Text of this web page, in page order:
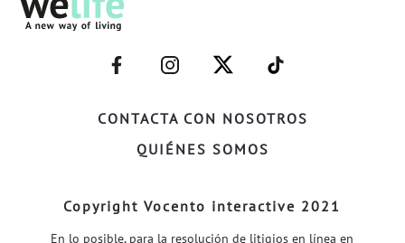
CONTACTA CON NOSOTROS
QUIÉNES SOMOS
–
FACEBOOK–
–
INSTAGRAM–
–
TWITTER–
–
WELIFE–
Copyright Vocento interactive 2021
En lo posible, para la resolución de litigios en línea en